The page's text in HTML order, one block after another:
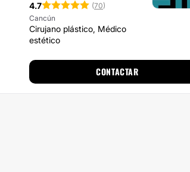
4.7 (70)
Cancún
Cirujano plástico, Médico
estético
CONTACTAR